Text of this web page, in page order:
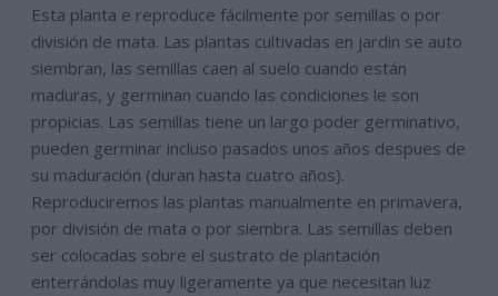
Esta planta e reproduce fácilmente por semillas o por
división de mata. Las plantas cultivadas en jardin se auto
siembran, las semillas caen al suelo cuando están
maduras, y germinan cuando las condiciones le son
propicias. Las semillas tiene un largo poder germinativo,
pueden germinar incluso pasados unos años despues de
su maduración (duran hasta cuatro años).
Reproduciremos las plantas manualmente en primavera,
por división de mata o por siembra. Las semillas deben
ser colocadas sobre el sustrato de plantación
enterrándolas muy ligeramente ya que necesitan luz